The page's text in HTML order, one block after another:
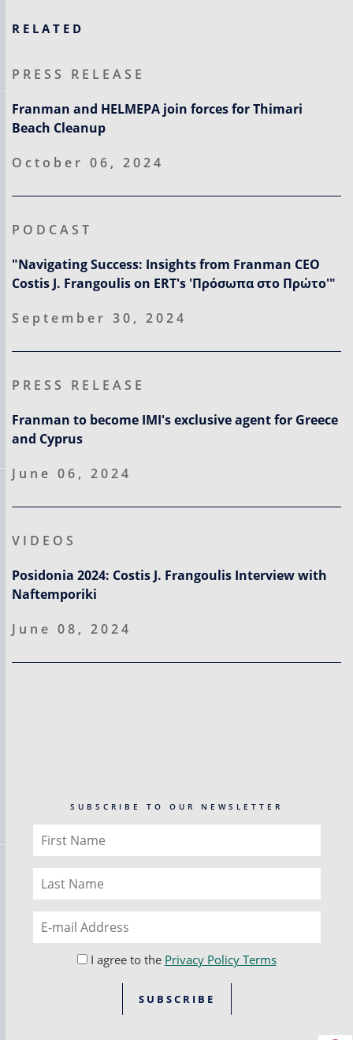
RELATED
PRESS RELEASE
Franman and HELMEPA join forces for Thimari
Beach Cleanup
October 06, 2024
PODCAST
"Navigating Success: Insights from Franman CEO
Costis J. Frangoulis on ERT's 'Πρόσωπα στο Πρώτο'"
September 30, 2024
PRESS RELEASE
Franman to become IMI's exclusive agent for Greece
and Cyprus
June 06, 2024
VIDEOS
Posidonia 2024: Costis J. Frangoulis Interview with
Naftemporiki
June 08, 2024
SUBSCRIBE TO OUR NEWSLETTER
I agree to the Privacy Policy Terms